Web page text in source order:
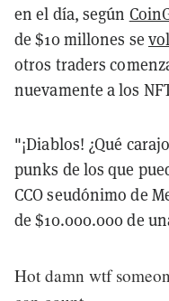
en el día, según
de $10 millones se
otros traders
nuevamente a los
"¡Diablos! ¿Qué
punks de los que
CCO seudónimo de
de $10.000.000 de
Hot damn wtf